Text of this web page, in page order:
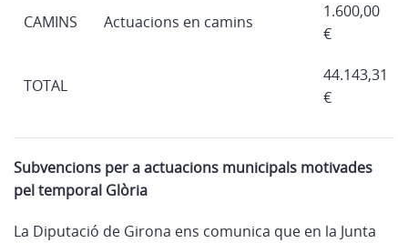
CAMINS Actuacions en camins
1.600,00
€
TOTAL
44.143,31
€
Subvencions per a actuacions municipals motivades
pel temporal Glòria
La Diputació de Girona ens comunica que en la Junta